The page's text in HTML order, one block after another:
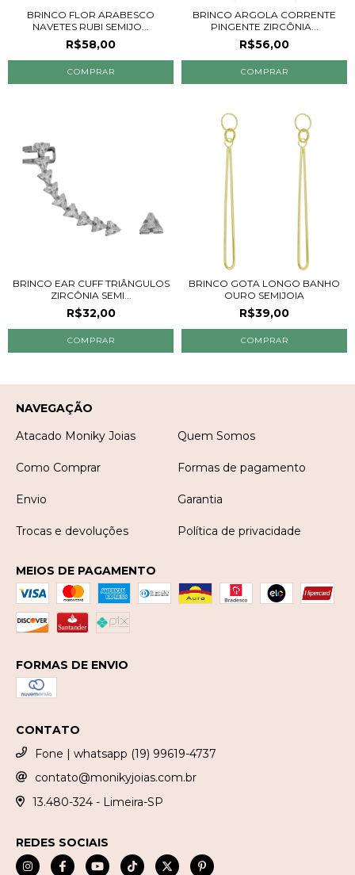
BRINCO FLOR ARABESCO
NAVETES RUBI SEMIJO...
R$58,00
BRINCO ARGOLA CORRENTE
PINGENTE ZIRCÔNIA...
R$56,00
BRINCO EAR CUFF TRIÂNGULOS
ZIRCÔNIA SEMI...
R$32,00
BRINCO GOTA LONGO BANHO
OURO SEMIJOIA
R$39,00
NAVEGAÇÃO
Atacado Moniky Joias
Quem Somos
Como Comprar Formas de pagamento
Envio Garantia
Trocas e devoluções Política de privacidade
MEIOS DE PAGAMENTO
FORMAS DE ENVIO
CONTATO
Fone | whatsapp (19) 99619-4737
contato@monikyjoias.com.br
13.480-324 - Limeira-SP
REDES SOCIAIS